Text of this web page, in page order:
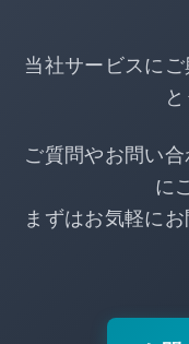
当社サービスに
ご質問やお問い
に
まずはお気軽に